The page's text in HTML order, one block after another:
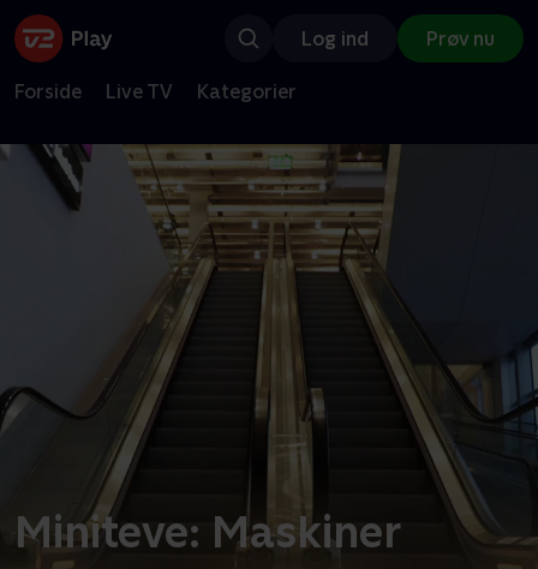
Log ind Prøv nu
Forside Live TV Kategorier
Miniteve: Maskiner